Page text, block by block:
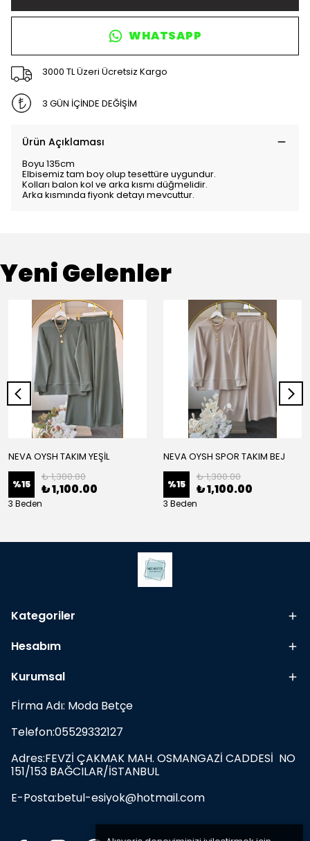
WHATSAPP
3000 TL Üzeri Ücretsiz Kargo
3 GÜN İÇİNDE DEĞİŞİM
Ürün Açıklaması
Boyu 135cm
Elbisemiz tam boy olup tesettüre uygundur.
Kolları balon kol ve arka kısmı düğmelidir.
Arka kısmında fiyonk detayı mevcuttur.
Yeni Gelenler
NEVA OYSH TAKIM YEŞİL
%15
₺ 1,300.00
₺ 1,100.00
3 Beden
NEVA OYSH SPOR TAKIM BEJ
%15
₺ 1,300.00
₺ 1,100.00
3 Beden
Kategoriler
Hesabım
Kurumsal
Fİrma Adı: Moda Betçe
Telefon:05529332127
Adres:FEVZİ ÇAKMAK MAH. OSMANGAZİ CADDESİ NO
151/153 BAĞCILAR/İSTANBUL
E-Posta:betul-esiyok@hotmail.com